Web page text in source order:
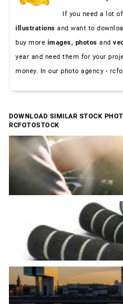
If you need a lot of
illustrations and want to
buy more images, photos and
year and need them for your
money. In our photo agency -
DOWNLOAD SIMILAR STOCK
RCFOTOSTOCK